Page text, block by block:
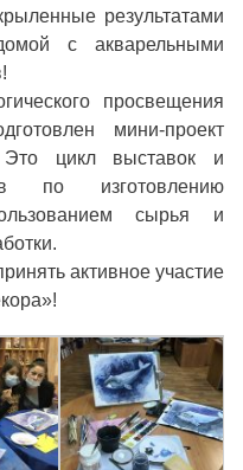
результатами
с акварельными
просвещения
мини-проект
Это цикл выставок и
по изготовлению
сырья и
активное участие